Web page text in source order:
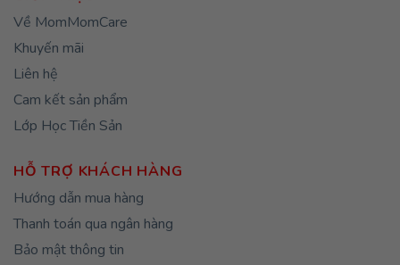
Về MomMomCare
Khuyến mãi
Liên hệ
Cam kết sản phẩm
Lớp Học Tiền Sản
HỖ TRỢ KHÁCH HÀNG
Hướng dẫn mua hàng
Thanh toán qua ngân hàng
Bảo mật thông tin